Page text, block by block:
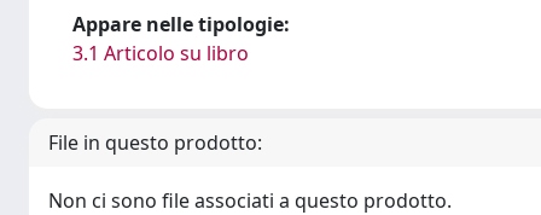
Appare nelle tipologie:
3.1 Articolo su libro
File in questo prodotto:
Non ci sono file associati a questo prodotto.